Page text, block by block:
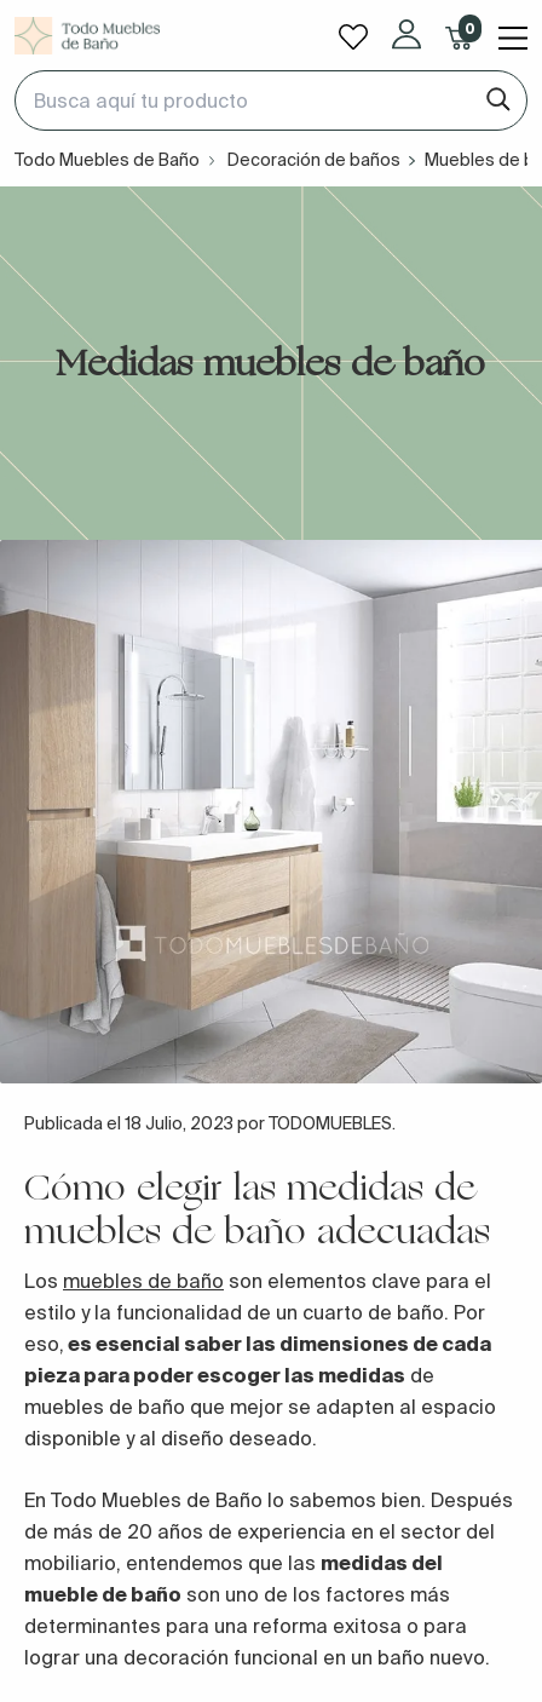
0
Todo Muebles de Baño Decoración de baños Muebles de
Medidas muebles de baño
Publicada el 18 Julio, 2023 por TODOMUEBLES.
Cómo elegir las medidas de
muebles de baño adecuadas
Los muebles de baño son elementos clave para el
estilo y la funcionalidad de un cuarto de baño. Por
eso, es esencial saber las dimensiones de cada
pieza para poder escoger las medidas de
muebles de baño que mejor se adapten al espacio
disponible y al diseño deseado.
En Todo Muebles de Baño lo sabemos bien. Después
de más de 20 años de experiencia en el sector del
mobiliario, entendemos que las medidas del
mueble de baño son uno de los factores más
determinantes para una reforma exitosa o para
lograr una decoración funcional en un baño nuevo.